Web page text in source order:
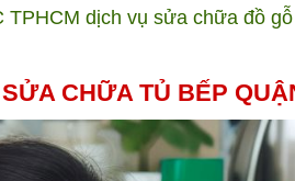
dịch vụ sửa chữa đồ
CHỮA TỦ BẾP